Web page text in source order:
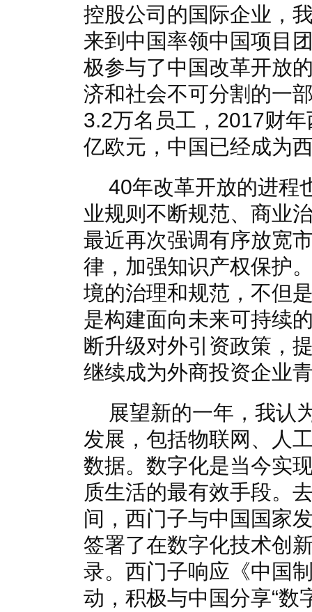
控股公司的国际企业，
来到中国率领中国项目
极参与了中国改革开放
济和社会不可分割的一
3.2万名员工，2017财
亿欧元，中国已经成为
40年改革开放的进程
业规则不断规范、商业
最近再次强调有序放宽
律，加强知识产权保护
境的治理和规范，不但
是构建面向未来可持续
断升级对外引资政策，
继续成为外商投资企业
展望新的一年，我认
发展，包括物联网、人
数据。数字化是当今实
质生活的最有效手段。
间，西门子与中国国家
签署了在数字化技术创
录。西门子响应《中国
动，积极与中国分享“数